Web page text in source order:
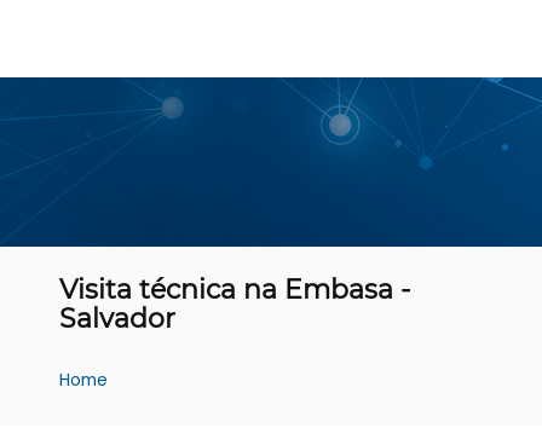
Visita técnica na Embasa -
Salvador
Home